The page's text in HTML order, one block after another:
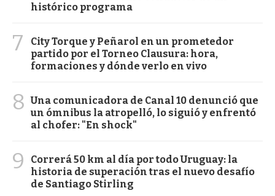
histórico programa
7
City Torque y Peñarol en un prometedor
partido por el Torneo Clausura: hora,
formaciones y dónde verlo en vivo
8 Una comunicadora de Canal 10 denunció que
un ómnibus la atropelló, lo siguió y enfrentó
al chofer: "En shock"
9
Correrá 50 km al día por todo Uruguay: la
historia de superación tras el nuevo desafío
de Santiago Stirling